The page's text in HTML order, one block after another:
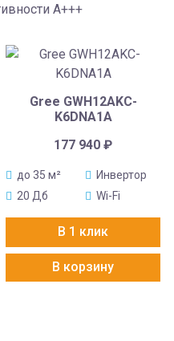
А+++
Gree GWH12AKC-
K6DNA1A
177 940₽
до 35 м²
Инвертор
20 Дб
Wi-Fi
В 1 клик
В корзину